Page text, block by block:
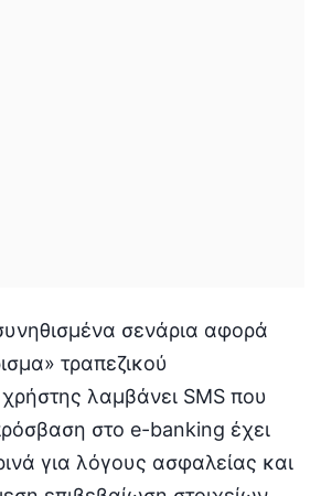
σενάρια αφορά
τραπεζικού
λαμβάνει SMS που
στο e-banking έχει
για λόγους ασφαλείας και